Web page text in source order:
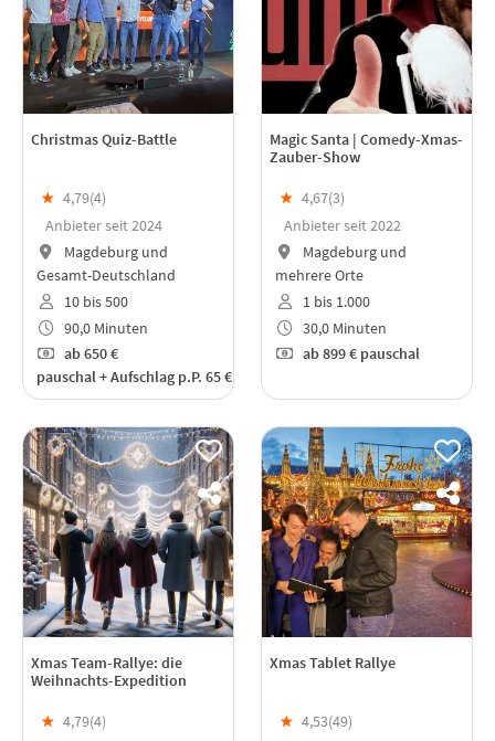
Christmas Quiz-Battle
★ 4,79(4)
Anbieter seit 2024
Magdeburg und
Gesamt-Deutschland
10 bis 500
90,0 Minuten
ab650 €
pauschal + Aufschlag p.P. 65 €
Magic Santa | Comedy-Xmas-
Zauber-Show
★ 4,67(3)
Anbieter seit 2022
Magdeburg und
mehrere Orte
1 bis 1.000
30,0 Minuten
ab899 € pauschal
Xmas Team-Rallye: die
Weihnachts-Expedition
★ 4,79(4)
Xmas Tablet Rallye
★ 4,53(49)